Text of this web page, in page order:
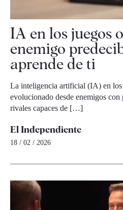
IA en los juegos
enemigo
aprende de ti
La inteligencia artificial (IA) en los
evolucionado desde enemigos con
rivales capaces de […]
El Independiente
18 / 02 / 2026